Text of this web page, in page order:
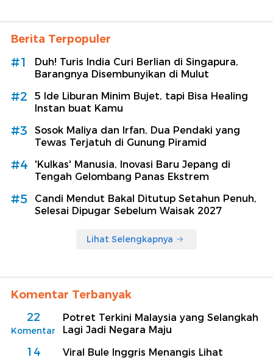
Berita Terpopuler
#1
Duh! Turis India Curi Berlian di Singapura,
Barangnya Disembunyikan di Mulut
#2
5 Ide Liburan Minim Bujet, tapi Bisa Healing
Instan buat Kamu
#3
Sosok Maliya dan Irfan, Dua Pendaki yang
Tewas Terjatuh di Gunung Piramid
#4
'Kulkas' Manusia, Inovasi Baru Jepang di
Tengah Gelombang Panas Ekstrem
#5
Candi Mendut Bakal Ditutup Setahun Penuh,
Selesai Dipugar Sebelum Waisak 2027
Lihat Selengkapnya
Komentar Terbanyak
22
Komentar
Potret Terkini Malaysia yang Selangkah
Lagi Jadi Negara Maju
14
Viral Bule Inggris Menangis Lihat